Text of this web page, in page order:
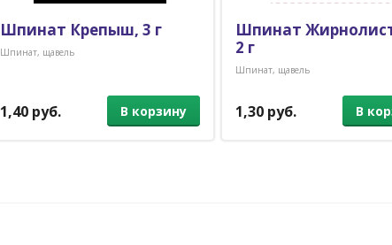
Шпинат Крепыш, 3 г
Шпинат, щавель
1,40 руб. В корзину
Шпинат
2 г
Шпинат, щавель
1,30 руб. В